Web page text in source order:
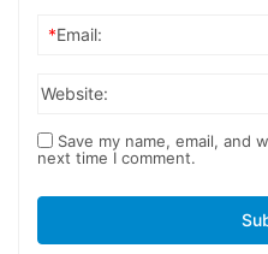
*Email:
Website:
Save my name, email, and
next time I comment.